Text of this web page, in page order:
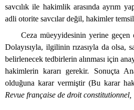
savcılık ile hakimlik arasında ayrım
adli otorite savcılar değil, hakimler
Ceza müeyyidesinin yerine geçen
Dolayısıyla, ilgilinin rızasıyla da olsa,
belirlenecek tedbirlerin alınması için
hakimlerin kararı gerekir. Sonuçta
olduğuna karar vermiştir (Bu karar
Revue française de droit constitutionnel,